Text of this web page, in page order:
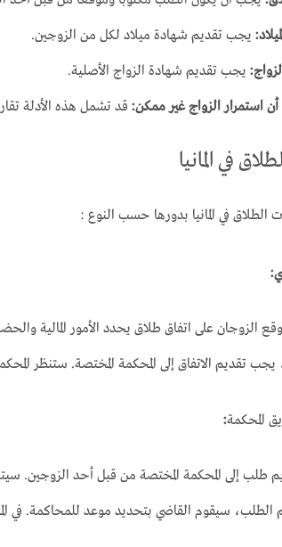
يجب تقديم شهادة ميلاد لكل من الزوجين.
يجب تقديم شهادة الزواج الأصلية.
استمرار الزواج غير ممكن: قد تشمل هذه الأدلة
في المانيا
الطلاق في المانيا بدورها حسب النوع :
الزوجان على اتفاق طلاق يحدد الأمور المالية
تقديم الاتفاق إلى المحكمة المختصة. ستنظر
المحكمة:
طلب إلى المحكمة المختصة من قبل أحد الزوجين.
الطلب، سيقوم القاضي بتحديد موعد للمحاكمة. في